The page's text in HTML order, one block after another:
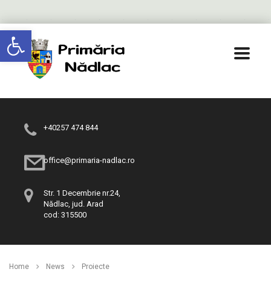
Deschide bara de unelte
+40257 474 844
office@primaria-nadlac.ro
Str. 1 Decembrie nr.24,
Nădlac, jud. Arad
cod: 315500
Home News Proiecte